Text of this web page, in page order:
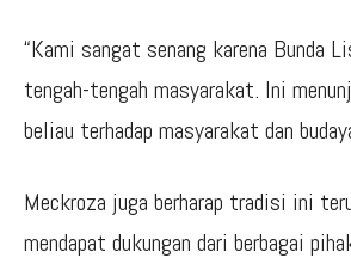
“Kami sangat senang karena Bunda
tengah-tengah masyarakat. Ini
beliau terhadap masyarakat dan
Meckroza juga berharap tradisi ini
mendapat dukungan dari berbagai